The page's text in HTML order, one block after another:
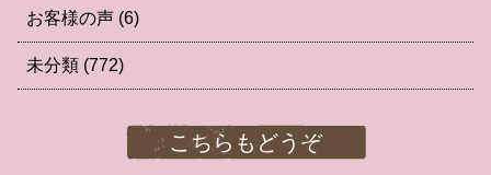
お客様の声 (6)
未分類 (772)
こちらもどうぞ